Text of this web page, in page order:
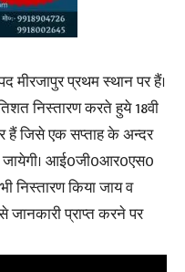
मीरजापुर प्रथम स्थान पर हैं।
निस्तारण करते हुये 18वी
हैं जिसे एक सप्ताह के अन्दर
जायेगी। आई0जी0आर0एस0
निस्तारण किया जाय व
जानकारी प्राप्त करने पर